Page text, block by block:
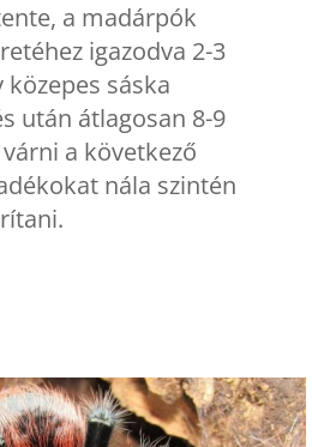
a madárpók
igazodva 2-3
sáska
után átlagosan 8-9
a következő
nála szintén